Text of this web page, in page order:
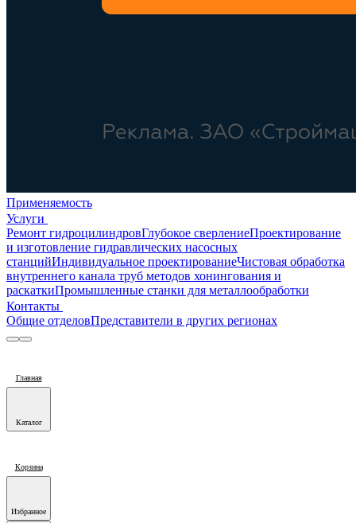
Применяемость
Услуги
Ремонт гидроцилиндровГлубокое сверлениеПроектирование
и изготовление гидравлических насосных
станцийИндивидуальное проектированиеЧистовая обработка
внутреннего канала труб методов хонингования и
раскаткиПромышленные станки для металлообработки
Контакты
Общие отделовПредставители в других регионах
Главная
Каталог
Корзина
Избранное